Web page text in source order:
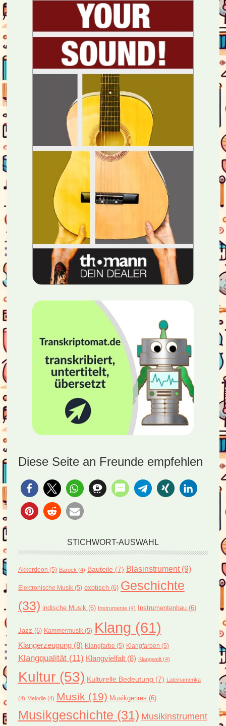
Diese Seite an Freunde empfehlen
STICHWORT-AUSWAHL
Akkordeon (5) Barock (4) Bauteile (7) Blasinstrument(9)
Elektronische Musik(5) exotisch(6) Geschichte
(33) indische Musik (6) Instrumente(4) Instrumentenbau(6)
Jazz (6) Kammermusik(5) Klang (61)
Klangerzeugung(8) Klangfarbe (5) Klangfarben (5)
Klangqualität(11) Klangvielfalt(8) Klangwelt(4)
Kultur(53) Kulturelle Bedeutung (7) Lateinamerika
(4) Melodie(4) Musik (19) Musikgenres (6)
Musikgeschichte (31) Musikinstrument